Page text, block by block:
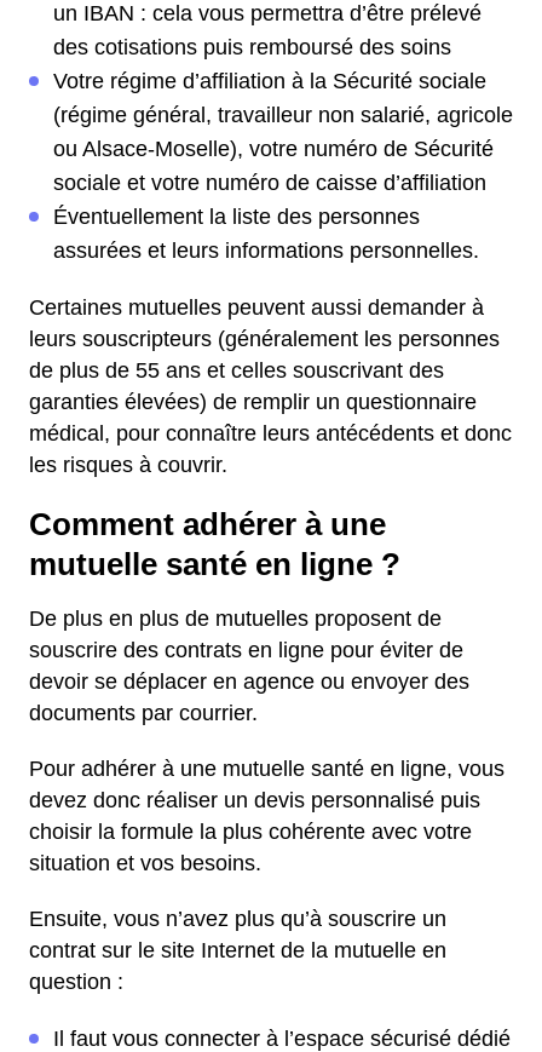
un IBAN : cela vous permettra d’être prélevé
des cotisations puis remboursé des soins
Votre régime d’affiliation à la Sécurité sociale
(régime général, travailleur non salarié, agricole
ou Alsace-Moselle), votre numéro de Sécurité
sociale et votre numéro de caisse d’affiliation
Éventuellement la liste des personnes
assurées et leurs informations personnelles.
Certaines mutuelles peuvent aussi demander à
leurs souscripteurs (généralement les personnes
de plus de 55 ans et celles souscrivant des
garanties élevées) de remplir un questionnaire
médical, pour connaître leurs antécédents et donc
les risques à couvrir.
Comment adhérer à une
mutuelle santé en ligne ?
De plus en plus de mutuelles proposent de
souscrire des contrats en ligne pour éviter de
devoir se déplacer en agence ou envoyer des
documents par courrier.
Pour adhérer à une mutuelle santé en ligne, vous
devez donc réaliser un devis personnalisé puis
choisir la formule la plus cohérente avec votre
situation et vos besoins.
Ensuite, vous n’avez plus qu’à souscrire un
contrat sur le site Internet de la mutuelle en
question :
Il faut vous connecter à l’espace sécurisé dédié